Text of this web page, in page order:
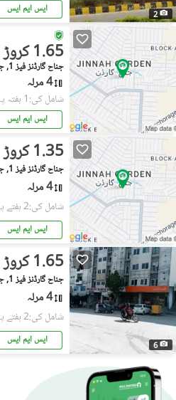
2 ایس ایم ایس
1.65 کروڑ
جناح گارڈنز فیز 1, جناح گارڈنز
4 مرلہ
شامل کی:1 ہفتہ پہل
ایس ایم ایس
1.35 کروڑ
جناح گارڈنز فیز 1, جناح گارڈنز
4 مرلہ
شامل کی:2 ہفتے پہل
ایس ایم ایس
6
1.65 کروڑ
جناح گارڈنز فیز 1, جناح گارڈنز
4 مرلہ
شامل کی:2 ہفتے پہل
ایس ایم ایس